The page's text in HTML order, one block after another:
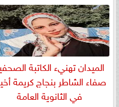
الميدان تهنيء الكاتبة
صفاء الشاطر بنجاج كريمة
في الثانوية العامة